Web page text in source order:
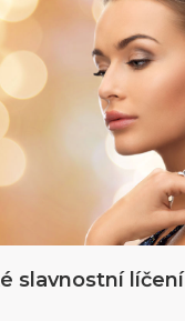
slavnostní líčení